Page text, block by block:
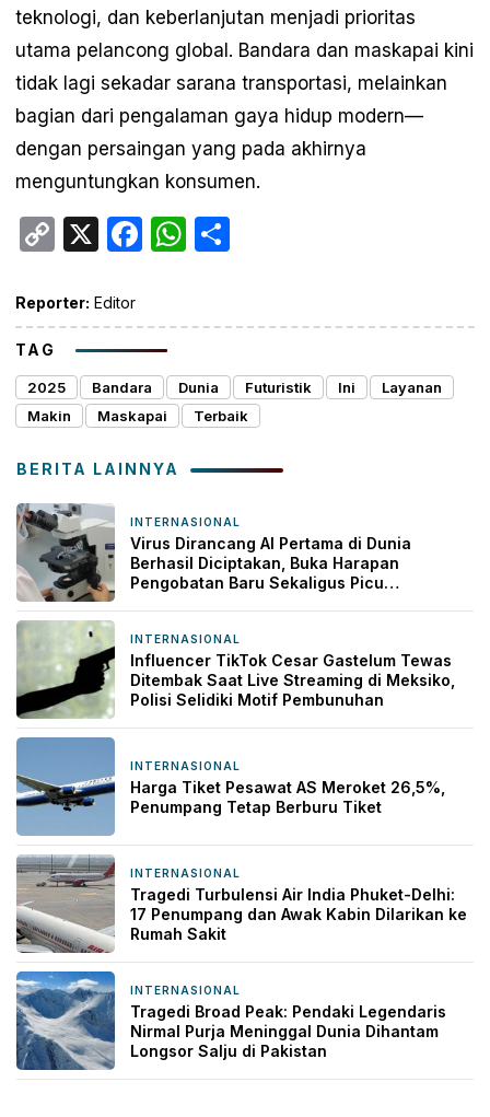
teknologi, dan keberlanjutan menjadi prioritas
utama pelancong global. Bandara dan maskapai kini
tidak lagi sekadar sarana transportasi, melainkan
bagian dari pengalaman gaya hidup modern—
dengan persaingan yang pada akhirnya
menguntungkan konsumen.
Copy
X Facebook
WhatsApp
Reporter: Editor
TAG
2025 Bandara Dunia Futuristik Ini
Layanan
Makin
Maskapai Terbaik
BERITA LAINNYA
INTERNASIONAL
Virus Dirancang AI Pertama di Dunia
Berhasil Diciptakan, Buka Harapan
Pengobatan Baru Sekaligus Picu
INTERNASIONAL
Influencer TikTok Cesar Gastelum Tewas
Ditembak Saat Live Streaming di Meksiko,
Polisi Selidiki Motif Pembunuhan
INTERNASIONAL
Harga Tiket Pesawat AS Meroket 26,5%,
Penumpang Tetap Berburu Tiket
INTERNASIONAL
Tragedi Turbulensi Air India Phuket-Delhi:
17 Penumpang dan Awak Kabin Dilarikan ke
Rumah Sakit
INTERNASIONAL
Tragedi Broad Peak: Pendaki Legendaris
Nirmal Purja Meninggal Dunia Dihantam
Longsor Salju di Pakistan